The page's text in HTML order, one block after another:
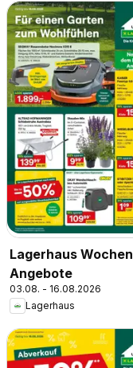
Lagerhaus Wochen
Angebote
03.08. - 16.08.2026
Lagerhaus